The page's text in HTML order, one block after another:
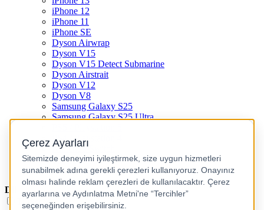
iPhone 12
iPhone 11
iPhone SE
Dyson Airwrap
Dyson V15
Dyson V15 Detect Submarine
Dyson Airstrait
Dyson V12
Dyson V8
Samsung Galaxy S25
Samsung Galaxy S25 Ultra
PS4 / Playstation 4
Nintendo Switch
Xbox Series S
Xbox Series X
Dil
Türkçe